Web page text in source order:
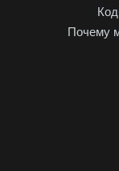
Почему